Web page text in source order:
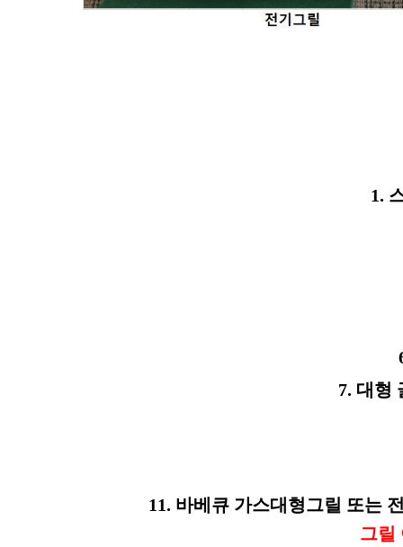
1.
7. 대형
11. 바베큐 가스대형그릴 또는
그릴